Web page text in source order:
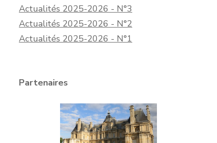
Actualités 2025-2026 - N°3
Actualités 2025-2026 - N°2
Actualités 2025-2026 - N°1
Partenaires